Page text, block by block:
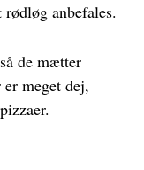
anbefales.
de mætter
meget dej,